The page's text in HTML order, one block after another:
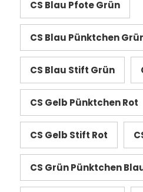
CS Blau Pfote Grün
CS Blau Pünktchen
CS Blau Stift Grün
CS Gelb Pünktchen Rot
CS Gelb Stift Rot
CS Grün Pünktchen